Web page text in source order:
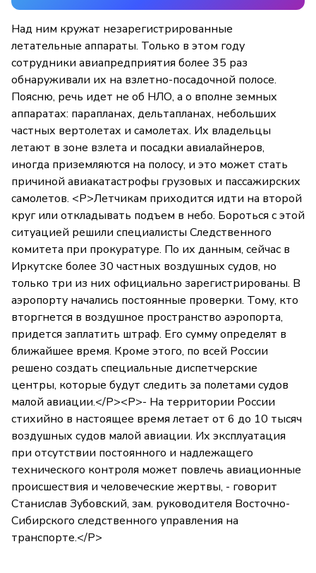
Над ним кружат незарегистрированные
летательные аппараты. Только в этом году
сотрудники авиапредприятия более 35 раз
обнаруживали их на взлетно-посадочной полосе.
Поясню, речь идет не об НЛО, а о вполне земных
аппаратах: парапланах, дельтапланах, небольших
частных вертолетах и самолетах. Их владельцы
летают в зоне взлета и посадки авиалайнеров,
иногда приземляются на полосу, и это может стать
причиной авиакатастрофы грузовых и пассажирских
самолетов. <P>Летчикам приходится идти на второй
круг или откладывать подъем в небо. Бороться с этой
ситуацией решили специалисты Следственного
комитета при прокуратуре. По их данным, сейчас в
Иркутске более 30 частных воздушных судов, но
только три из них официально зарегистрированы. В
аэропорту начались постоянные проверки. Тому, кто
вторгнется в воздушное пространство аэропорта,
придется заплатить штраф. Его сумму определят в
ближайшее время. Кроме этого, по всей России
решено создать специальные диспетчерские
центры, которые будут следить за полетами судов
малой авиации.</P><P>- На территории России
стихийно в настоящее время летает от 6 до 10 тысяч
воздушных судов малой авиации. Их эксплуатация
при отсутствии постоянного и надлежащего
технического контроля может повлечь авиационные
происшествия и человеческие жертвы, - говорит
Станислав Зубовский, зам. руководителя Восточно-
Сибирского следственного управления на
транспорте.</P>